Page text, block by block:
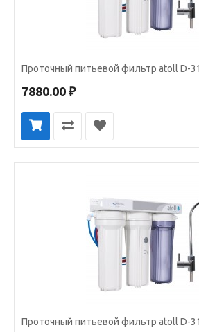
Проточный питьевой фильтр atoll D-
7880.00 ₽
Проточный питьевой фильтр atoll D-